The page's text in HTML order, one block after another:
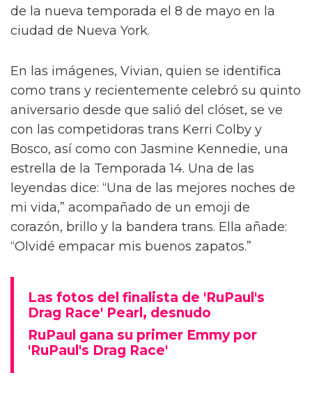
de la nueva temporada el 8 de mayo en la
ciudad de Nueva York.
En las imágenes, Vivian, quien se identifica
como trans y recientemente celebró su quinto
aniversario desde que salió del clóset, se ve
con las competidoras trans Kerri Colby y
Bosco, así como con Jasmine Kennedie, una
estrella de la Temporada 14. Una de las
leyendas dice: “Una de las mejores noches de
mi vida,” acompañado de un emoji de
corazón, brillo y la bandera trans. Ella añade:
“Olvidé empacar mis buenos zapatos.”
Las fotos del finalista de 'RuPaul's
Drag Race' Pearl, desnudo
RuPaul gana su primer Emmy por
'RuPaul's Drag Race'